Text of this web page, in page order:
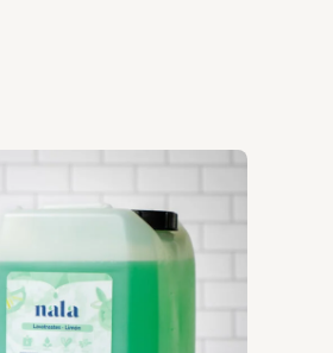
de
precios:
desde
$360.00